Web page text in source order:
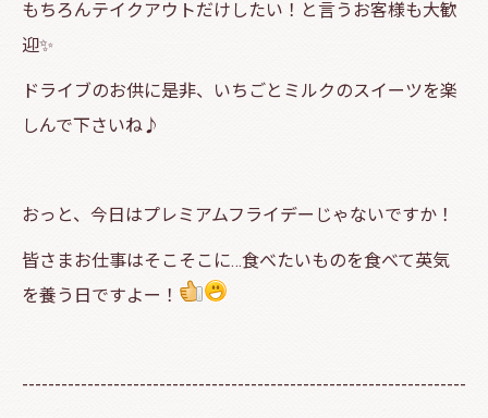
もちろんテイクアウトだけしたい！と言うお客様も大歓
迎✨
ドライブのお供に是非、いちごとミルクのスイーツを楽
しんで下さいね♪
おっと、今日はプレミアムフライデーじゃないですか！
皆さまお仕事はそこそこに…食べたいものを食べて英気
を養う日ですよー！
--------------------------------------------------------------------